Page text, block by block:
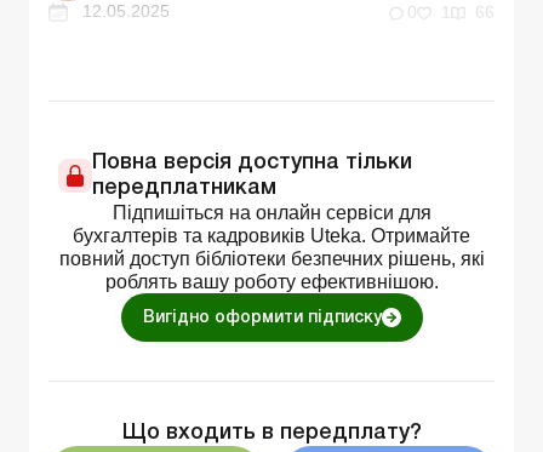
12.05.2025
0 1 66
Повна версія доступна тільки
передплатникам
Підпишіться на онлайн сервіси для
бухгалтерів та кадровиків Uteka. Отримайте
повний доступ бібліотеки безпечних рішень, які
роблять вашу роботу ефективнішою.
Вигідно оформити підписку
Що входить в передплату?